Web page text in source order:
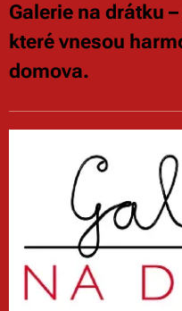
Galerie na drátku
které vnesou
domova.